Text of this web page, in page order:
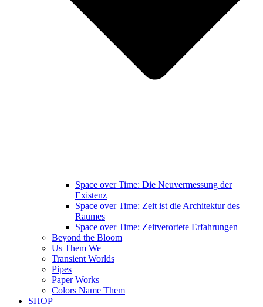
Space over Time: Die Neuvermessung der
Existenz
Space over Time: Zeit ist die Architektur des
Raumes
Space over Time: Zeitverortete Erfahrungen
Beyond the Bloom
Us Them We
Transient Worlds
Pipes
Paper Works
Colors Name Them
SHOP